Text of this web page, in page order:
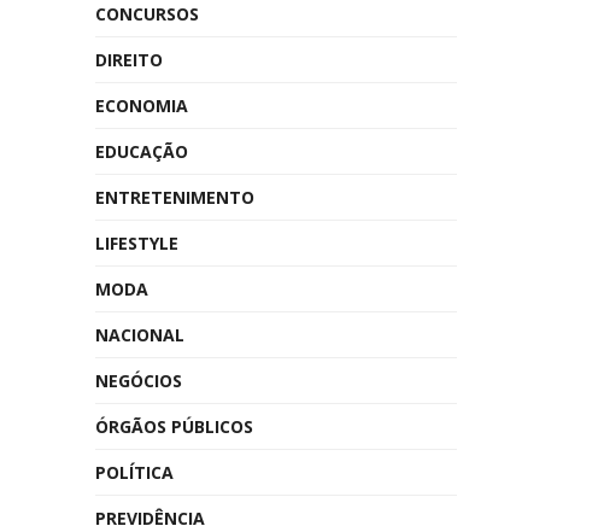
CONCURSOS
DIREITO
ECONOMIA
EDUCAÇÃO
ENTRETENIMENTO
LIFESTYLE
MODA
NACIONAL
NEGÓCIOS
ÓRGÃOS PÚBLICOS
POLÍTICA
PREVIDÊNCIA